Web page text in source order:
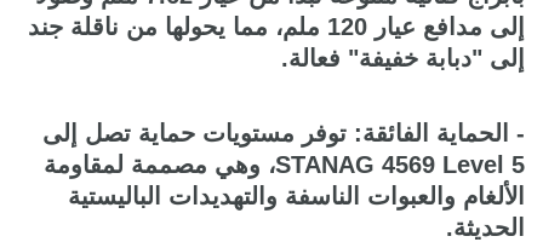
إلى مدافع عيار 120 ملم، مما يحولها من ناقلة جند
إلى "دبابة خفيفة" فعالة.
- الحماية الفائقة: توفر مستويات حماية تصل إلى
STANAG 4569 Level 5، وهي مصممة لمقاومة
الألغام والعبوات الناسفة والتهديدات الباليستية
الحديثة.